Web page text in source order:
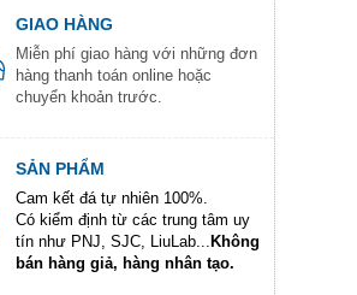
GIAO HÀNG
Miễn phí giao hàng với những đơn
hàng thanh toán online hoặc
chuyển khoản trước.
SẢN PHẨM
Cam kết đá tự nhiên 100%.
Có kiểm định từ các trung tâm uy
tín như PNJ, SJC, LiuLab...
Không
bán hàng giả, hàng nhân tạo.